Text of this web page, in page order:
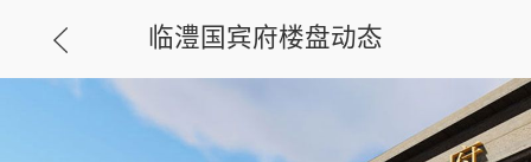
临澧国宾府楼盘动态